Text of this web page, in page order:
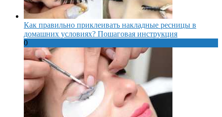
Как правильно приклеивать накладные ресницы в
домашних условиях? Пошаговая инструкция
0